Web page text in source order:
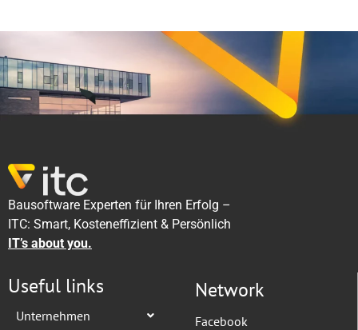
Bausoftware Experten für Ihren Erfolg –
ITC: Smart, Kosteneffizient & Persönlich
IT’s about you.
Useful links
Unternehmen
Network
Facebook